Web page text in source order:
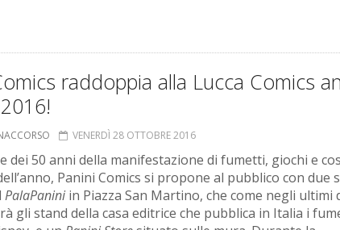
raddoppia alla Lucca Comics
VENERDÌ 28 OTTOBRE 2016
dei 50 anni della manifestazione di fumetti, giochi e
Panini Comics si propone al pubblico con due
PalaPanini in Piazza San Martino, che come negli ultimi
gli stand della casa editrice che pubblica in Italia i